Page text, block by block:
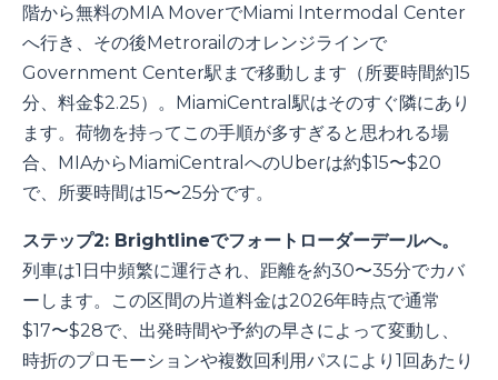
階から無料のMIA MoverでMiami Intermodal Center
へ行き、その後Metrorailのオレンジラインで
Government Center駅まで移動します（所要時間約15
分、料金$2.25）。MiamiCentral駅はそのすぐ隣にあり
ます。荷物を持ってこの手順が多すぎると思われる場
合、MIAからMiamiCentralへのUberは約$15〜$20
で、所要時間は15〜25分です。
ステップ2: Brightlineでフォートローダーデールへ。
列車は1日中頻繁に運行され、距離を約30〜35分でカバ
ーします。この区間の片道料金は2026年時点で通常
$17〜$28で、出発時間や予約の早さによって変動し、
時折のプロモーションや複数回利用パスにより1回あたり